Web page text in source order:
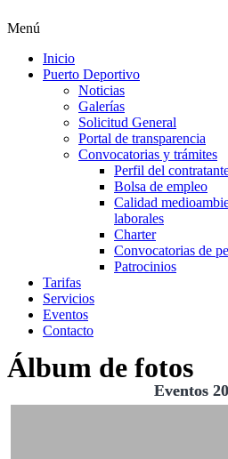
Menú
Inicio
Puerto Deportivo
Noticias
Galerías
Solicitud General
Portal de transparencia
Convocatorias y trámites
Perfil del
Bolsa de empleo
Calidad
laborales
Charter
Convocatorias de
Patrocinios
Tarifas
Servicios
Eventos
Contacto
Álbum de fotos
Eventos